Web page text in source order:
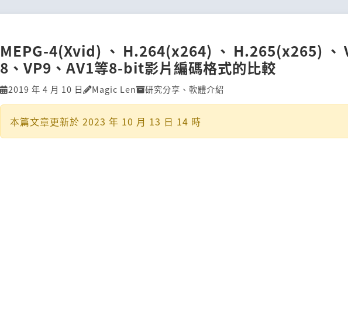
MEPG-4(Xvid)、H.264(x264)、H.265(x265)、
8、VP9、AV1等8-bit影片編碼格式的比較
2019 年 4 月 10 日 Magic Len 研究分享 、 軟體介紹
本篇文章更新於 2023 年 10 月 13 日 14 時